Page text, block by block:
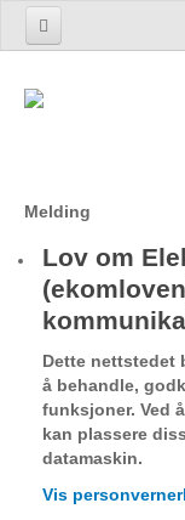
UnoTrack™ UnoTR
UnoTrack™
UnoTrack™
Terminal
TrackEye®
Lommy Container
Lommy Capture
Lommy Rock
Fartsskriver Avlesning
Melding
Lov om
Dette nettstedet
å behandle,
funksjoner. Ved
kan plassere
datamaskin.
Vis